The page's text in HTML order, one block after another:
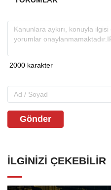
Gönder
İLGINIZI ÇEKEBILIR